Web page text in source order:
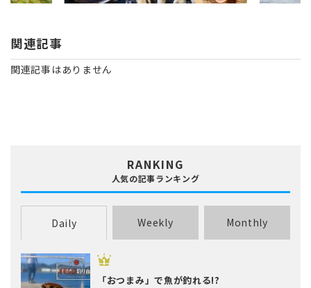
関連記事
関連記事はありません
RANKING
人気の記事ランキング
Daily Weekly Monthly
「おつまみ」で魚が釣れる!?